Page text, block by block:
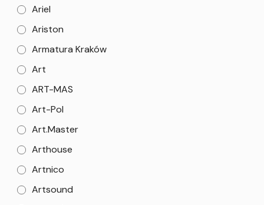
Ariel
Ariston
Armatura Kraków
Art
ART-MAS
Art-Pol
Art.Master
Arthouse
Artnico
Artsound